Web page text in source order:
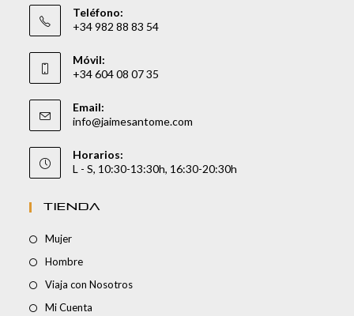
Teléfono:
+34 982 88 83 54
Móvil:
+34 604 08 07 35
Email:
info@jaimesantome.com
Horarios:
L - S, 10:30-13:30h, 16:30-20:30h
TIENDA
Mujer
Hombre
Viaja con Nosotros
Mi Cuenta